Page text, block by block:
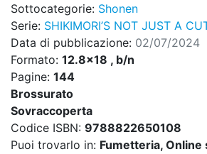
Sottocategorie: Shonen
Serie: SHIKIMORI’S NOT JUST A
Data di pubblicazione: 02/07/2024
Formato: 12.8x18 , b/n
Pagine: 144
Brossurato
Sovraccoperta
Codice ISBN: 9788822650108
Puoi trovarlo in: Fumetteria, Online